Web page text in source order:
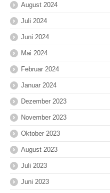
August 2024
Juli 2024
Juni 2024
Mai 2024
Februar 2024
Januar 2024
Dezember 2023
November 2023
Oktober 2023
August 2023
Juli 2023
Juni 2023